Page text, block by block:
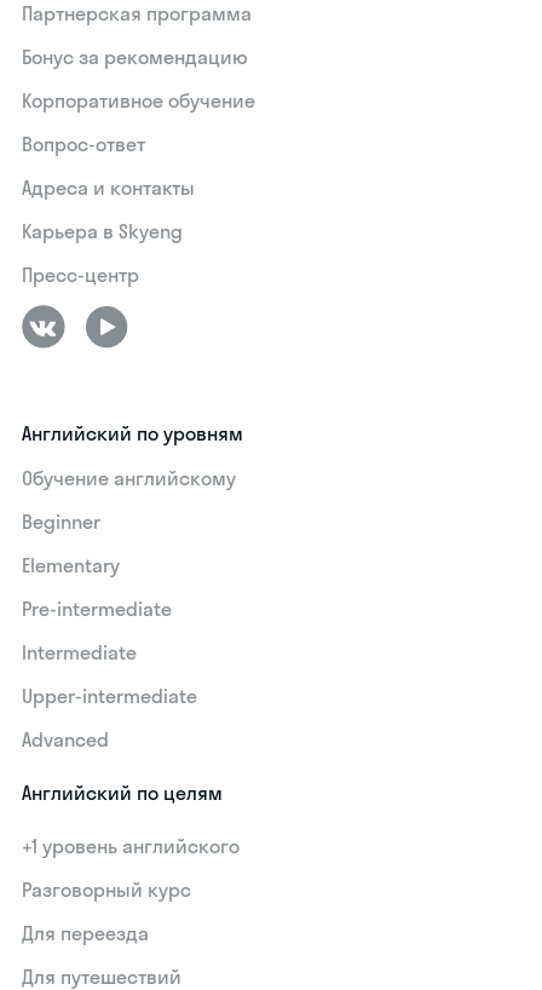
Партнерская программа
Бонус за рекомендацию
Корпоративное обучение
Вопрос-ответ
Адреса и контакты
Карьера в Skyeng
Пресс-центр
Английский по уровням
Обучение английскому
Beginner
Elementary
Pre-intermediate
Intermediate
Upper-intermediate
Advanced
Английский по целям
+1 уровень английского
Разговорный курс
Для переезда
Для путешествий